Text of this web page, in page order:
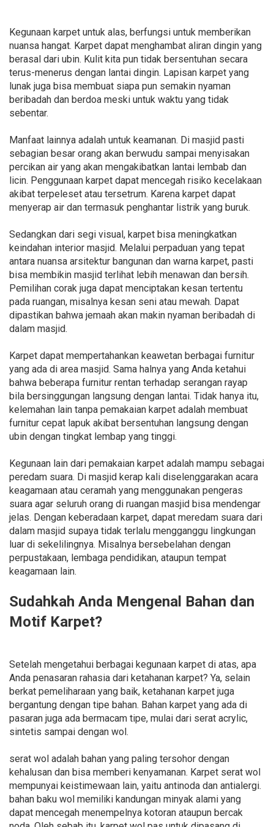
Kegunaan karpet untuk alas, berfungsi untuk memberikan
nuansa hangat. Karpet dapat menghambat aliran dingin yang
berasal dari ubin. Kulit kita pun tidak bersentuhan secara
terus-menerus dengan lantai dingin. Lapisan karpet yang
lunak juga bisa membuat siapa pun semakin nyaman
beribadah dan berdoa meski untuk waktu yang tidak
sebentar.
Manfaat lainnya adalah untuk keamanan. Di masjid pasti
sebagian besar orang akan berwudu sampai menyisakan
percikan air yang akan mengakibatkan lantai lembab dan
licin. Penggunaan karpet dapat mencegah risiko kecelakaan
akibat terpeleset atau tersetrum. Karena karpet dapat
menyerap air dan termasuk penghantar listrik yang buruk.
Sedangkan dari segi visual, karpet bisa meningkatkan
keindahan interior masjid. Melalui perpaduan yang tepat
antara nuansa arsitektur bangunan dan warna karpet, pasti
bisa membikin masjid terlihat lebih menawan dan bersih.
Pemilihan corak juga dapat menciptakan kesan tertentu
pada ruangan, misalnya kesan seni atau mewah. Dapat
dipastikan bahwa jemaah akan makin nyaman beribadah di
dalam masjid.
Karpet dapat mempertahankan keawetan berbagai furnitur
yang ada di area masjid. Sama halnya yang Anda ketahui
bahwa beberapa furnitur rentan terhadap serangan rayap
bila bersinggungan langsung dengan lantai. Tidak hanya itu,
kelemahan lain tanpa pemakaian karpet adalah membuat
furnitur cepat lapuk akibat bersentuhan langsung dengan
ubin dengan tingkat lembap yang tinggi.
Kegunaan lain dari pemakaian karpet adalah mampu sebagai
peredam suara. Di masjid kerap kali diselenggarakan acara
keagamaan atau ceramah yang menggunakan pengeras
suara agar seluruh orang di ruangan masjid bisa mendengar
jelas. Dengan keberadaan karpet, dapat meredam suara dari
dalam masjid supaya tidak terlalu mengganggu lingkungan
luar di sekelilingnya. Misalnya bersebelahan dengan
perpustakaan, lembaga pendidikan, ataupun tempat
keagamaan lain.
Sudahkah Anda Mengenal Bahan dan
Motif Karpet?
Setelah mengetahui berbagai kegunaan karpet di atas, apa
Anda penasaran rahasia dari ketahanan karpet? Ya, selain
berkat pemeliharaan yang baik, ketahanan karpet juga
bergantung dengan tipe bahan. Bahan karpet yang ada di
pasaran juga ada bermacam tipe, mulai dari serat acrylic,
sintetis sampai dengan wol.
serat wol adalah bahan yang paling tersohor dengan
kehalusan dan bisa memberi kenyamanan. Karpet serat wol
mempunyai keistimewaan lain, yaitu antinoda dan antialergi.
bahan baku wol memiliki kandungan minyak alami yang
dapat mencegah menempelnya kotoran ataupun bercak